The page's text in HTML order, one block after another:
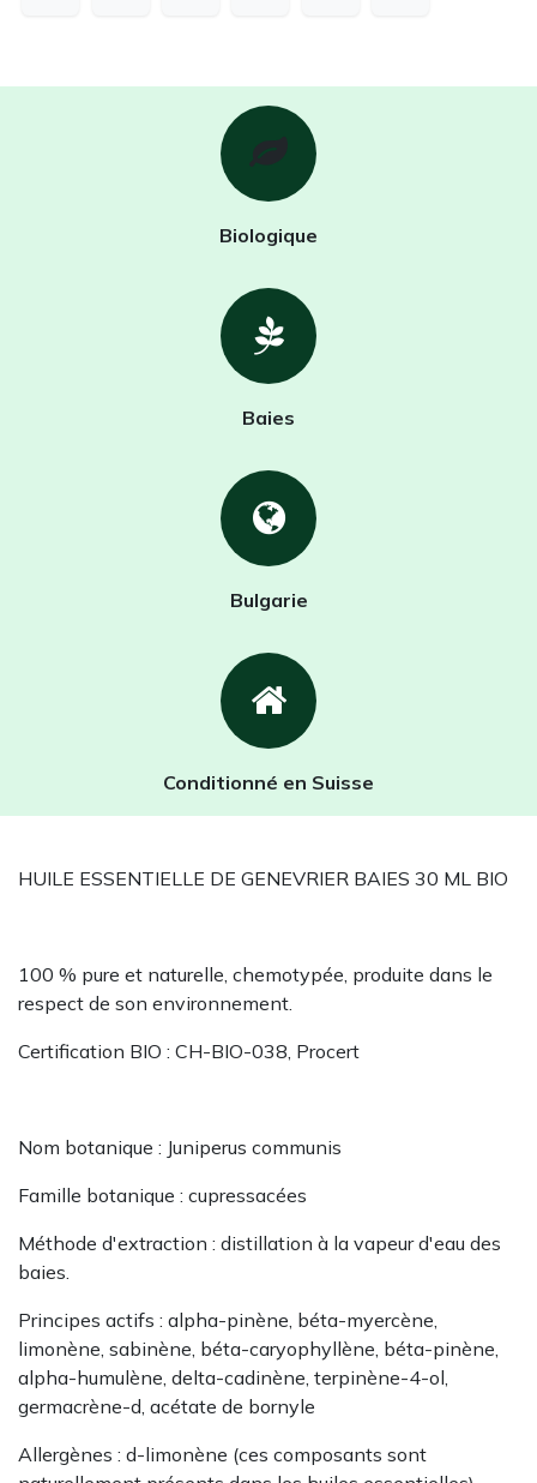
Biologique
Baies
Bulgarie
Conditionné en Suisse
HUILE ESSENTIELLE DE GENEVRIER BAIES 30 ML BIO
100 % pure et naturelle, chemotypée, produite dans le
respect de son environnement.
Certification BIO : CH-BIO-038, Procert
Nom botanique : Juniperus communis
Famille botanique : cupressacées
Méthode d'extraction : distillation à la vapeur d'eau des
baies.
Principes actifs : alpha-pinène, béta-myercène,
limonène, sabinène, béta-caryophyllène, béta-pinène,
alpha-humulène, delta-cadinène, terpinène-4-ol,
germacrène-d, acétate de bornyle
Allergènes : d-limonène (ces composants sont